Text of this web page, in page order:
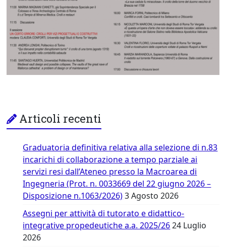
Articoli recenti
Graduatoria definitiva relativa alla selezione di n.83
incarichi di collaborazione a tempo parziale ai
servizi resi dall’Ateneo presso la Macroarea di
Ingegneria (Prot. n. 0033669 del 22 giugno 2026 –
Disposizione n.1063/2026) 3 Agosto 2026
Assegni per attività di tutorato e didattico-
integrative propedeutiche a.a. 2025/26 24 Luglio
2026